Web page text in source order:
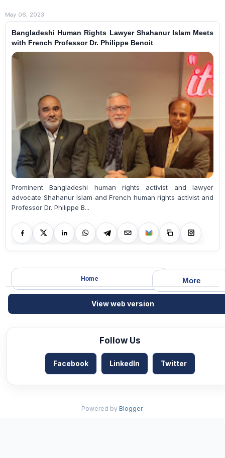
May 06, 2023
Bangladeshi Human Rights Lawyer Shahanur Islam Meets
with French Professor Dr. Philippe Benoit
Prominent Bangladeshi human rights activist and lawyer
advocate Shahanur Islam and French human rights activist and
Professor Dr. Philippe B...
More
Home
View web version
Follow Us
Facebook LinkedIn Twitter
Powered by Blogger.